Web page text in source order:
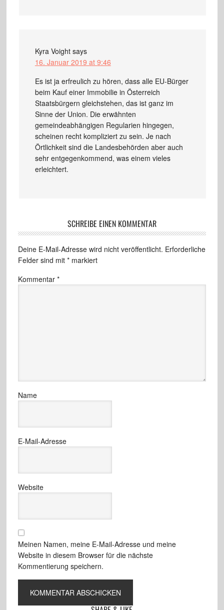
Kyra Voight says
16. Januar 2019 at 9:46
Es ist ja erfreulich zu hören, dass alle EU-Bürger
beim Kauf einer Immobilie in Österreich
Staatsbürgern gleichstehen, das ist ganz im
Sinne der Union. Die erwähnten
gemeindeabhängigen Regularien hingegen,
scheinen recht kompliziert zu sein. Je nach
Örtlichkeit sind die Landesbehörden aber auch
sehr entgegenkommend, was einem vieles
erleichtert.
SCHREIBE EINEN KOMMENTAR
Deine E-Mail-Adresse wird nicht veröffentlicht. Erforderliche
Felder sind mit *markiert
Kommentar *
Name
E-Mail-Adresse
Website
Meinen Namen, meine E-Mail-Adresse und meine
Website in diesem Browser für die nächste
Kommentierung speichern.